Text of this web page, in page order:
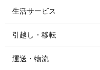
生活サービス
引越し・移転
運送・物流